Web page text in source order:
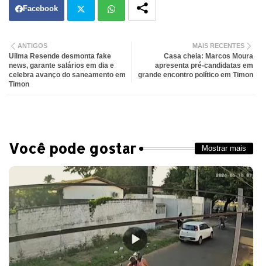
Facebook
ter atsa
MAIS RECENTES
Casa cheia: Marcos Moura
apresenta pré-candidatas em
grande encontro político em Timon
ANTIGOS
Uilma Resende desmonta fake
news, garante salários em dia e
celebra avanço do saneamento em
Timon
Você pode gostar Mostrar mais